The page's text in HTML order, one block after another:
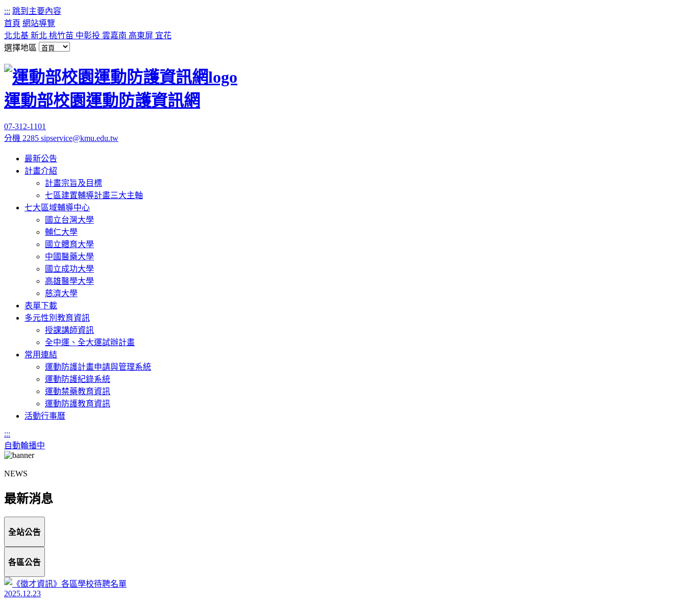
::: 跳到主要內容
首頁 網站導覽
北北基 新北 桃竹苗 中彰投 雲嘉南 高東屏 宜花
選擇地區
運動部校園運動防護資訊網
07-312-1101
分機 2285 sipservice@kmu.edu.tw
最新公告
計畫介紹
計畫宗旨及目標
七區建置輔導計畫三大主軸
七大區域輔導中心
國立台灣大學
輔仁大學
國立體育大學
中國醫藥大學
國立成功大學
高雄醫學大學
慈濟大學
表單下載
多元性別教育資訊
授課講師資訊
全中運、全大運試辦計畫
常用連結
運動防護計畫申請與管理系統
運動防護紀錄系統
運動禁藥教育資訊
運動防護教育資訊
活動行事曆
:::
自動輪播中
NEWS
最新消息
全站公告
各區公告
2025.12.23